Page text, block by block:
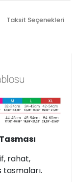
Taksit Seçenekleri
rahat,
tasmaları.